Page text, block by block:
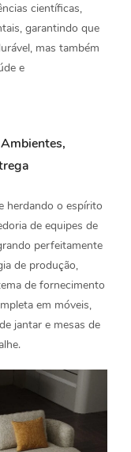
científicas,
garantindo que
mas também
e
herdando o espírito
de equipes de
perfeitamente
de produção,
de fornecimento
em móveis,
jantar e mesas de